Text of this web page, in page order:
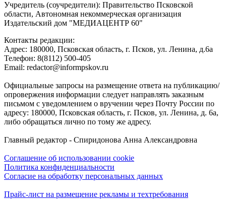
Учредитель (соучредители): Правительство Псковской
области, Автономная некоммерческая организация
Издательский дом "МЕДИАЦЕНТР 60"
Контакты редакции:
Адреc: 180000, Псковская область, г. Псков, ул. Ленина, д.6а
Телефон: 8(8112) 500-405
Email: redactor@informpskov.ru
Официальные запросы на размещение ответа на публикацию/
опровержения информации следует направлять заказным
письмом с уведомлением о вручении через Почту России по
адресу: 180000, Псковская область, г. Псков, ул. Ленина, д. 6а,
либо обращаться лично по тому же адресу.
Главный редактор - Спиридонова Анна Александровна
Соглашение об использовании cookie
Политика конфиденциальности
Согласие на обработку персональных данных
Прайс-лист на размещение рекламы и техтребования